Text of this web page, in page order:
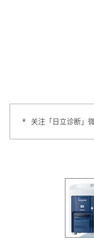
* 关注「日立诊断」